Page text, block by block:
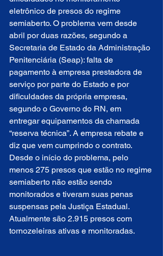
eletrônico de presos do regime
semiaberto. O problema vem desde
abril por duas razões, segundo a
Secretaria de Estado da Administração
Penitenciária (Seap): falta de
pagamento à empresa prestadora de
serviço por parte do Estado e por
dificuldades da própria empresa,
segundo o Governo do RN, em
entregar equipamentos da chamada
“reserva técnica”. A empresa rebate e
diz que vem cumprindo o contrato.
Desde o início do problema, pelo
menos 275 presos que estão no regime
semiaberto não estão sendo
monitorados e tiveram suas penas
suspensas pela Justiça Estadual.
Atualmente são 2.915 presos com
tornozeleiras ativas e monitoradas.